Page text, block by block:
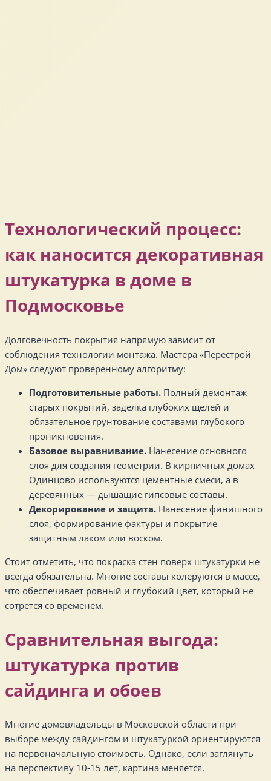
Технологический процесс:
как наносится декоративная
штукатурка в доме в
Подмосковье
Долговечность покрытия напрямую зависит от
соблюдения технологии монтажа. Мастера «Перестрой
Дом» следуют проверенному алгоритму:
Подготовительные работы. Полный демонтаж
старых покрытий, заделка глубоких щелей и
обязательное грунтование составами глубокого
проникновения.
Базовое выравнивание. Нанесение основного
слоя для создания геометрии. В кирпичных домах
Одинцово используются цементные смеси, а в
деревянных — дышащие гипсовые составы.
Декорирование и защита. Нанесение финишного
слоя, формирование фактуры и покрытие
защитным лаком или воском.
Стоит отметить, что покраска стен поверх штукатурки не
всегда обязательна. Многие составы колеруются в массе,
что обеспечивает ровный и глубокий цвет, который не
сотрется со временем.
Сравнительная выгода:
штукатурка против
сайдинга и обоев
Многие домовладельцы в Московской области при
выборе между сайдингом и штукатуркой ориентируются
на первоначальную стоимость. Однако, если заглянуть
на перспективу 10-15 лет, картина меняется.